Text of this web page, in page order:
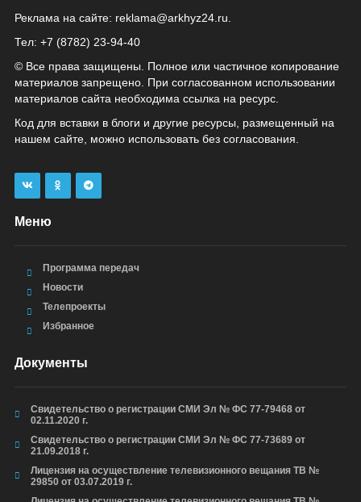
Реклама на сайте: reklama@arkhyz24.ru
Тел: +7 (8782) 23‑94‑40
© Все права защищены. Полное или частичное копирование
материалов запрещено. При согласованном использовании
материалов сайта необходима ссылка на ресурс.
Код для вставки в блоги и другие ресурсы, размещенный на
нашем сайте, можно использовать без согласования.
Меню
Программа передач
Новости
Телепроекты
Избранное
Документы
Свидетельство о регистрации СМИ Эл № ФС 77-79468 от
02.11.2020 г.
Свидетельство о регистрации СМИ Эл № ФС 77-73689 от
21.09.2018 г.
Лицензия на осуществление телевизионного вещания ТВ №
29850 от 03.07.2019 г.